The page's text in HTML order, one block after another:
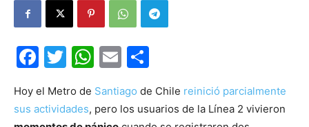
Facebook
Twitter
WhatsApp
Email
Hoy el Metro de Santiago de Chile reinició parcialmente
sus actividades, pero los usuarios de la Línea 2 vivieron